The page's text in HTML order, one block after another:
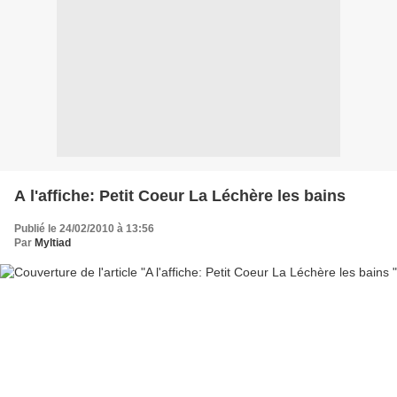
A l'affiche: Petit Coeur La Léchère les bains
Publié le 24/02/2010 à 13:56
Par Myltiad